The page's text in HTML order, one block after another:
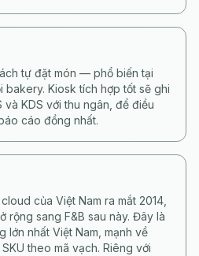
tự đặt món — phổ biến tại
bakery. Kiosk tích hợp tốt sẽ ghi
KDS với thu ngân, để điều
cáo đồng nhất.
của Việt Nam ra mắt 2014,
rộng sang F&B sau này. Đây là
lớn nhất Việt Nam, mạnh về
theo mã vạch. Riêng với